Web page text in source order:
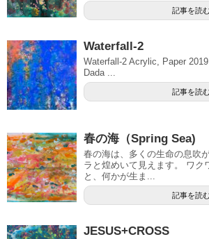
記事を読
Waterfall-2
Waterfall-2 Acrylic, Paper
Dada ...
記事を読
春の海（Spring Sea)
春の海は、多くの生命の息吹
ラと煌めいて見えます。 ワク
と、何かが生ま...
記事を読
JESUS+CROSS